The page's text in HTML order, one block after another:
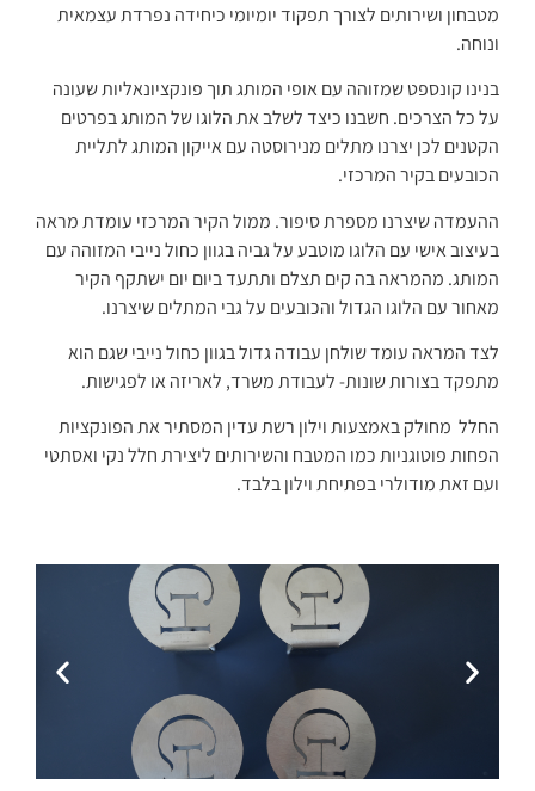
מטבחון ושירותים לצורך תפקוד יומיומי כיחידה נפרדת עצמאית
ונוחה.
בנינו קונספט שמזוהה עם אופי המותג תוך פונקציונאליות שעונה
על כל הצרכים. חשבנו כיצד לשלב את הלוגו של המותג בפרטים
הקטנים לכן יצרנו מתלים מנירוסטה עם אייקון המותג לתליית
הכובעים בקיר המרכזי.
ההעמדה שיצרנו מספרת סיפור. ממול הקיר המרכזי עומדת מראה
בעיצוב אישי עם הלוגו מוטבע על גביה בגוון כחול נייבי המזוהה עם
המותג. מהמראה בה קים תצלם ותתעד ביום יום ישתקף הקיר
מאחור עם הלוגו הגדול והכובעים על גבי המתלים שיצרנו.
לצד המראה עומד שולחן עבודה גדול בגוון כחול נייבי שגם הוא
מתפקד בצורות שונות- לעבודת משרד, לאריזה או לפגישות.
החלל מחולק באמצעות וילון רשת עדין המסתיר את הפונקציות
הפחות פוטוגניות כמו המטבח והשירותים ליצירת חלל נקי ואסתטי
ועם זאת מודולרי בפתיחת וילון בלבד.